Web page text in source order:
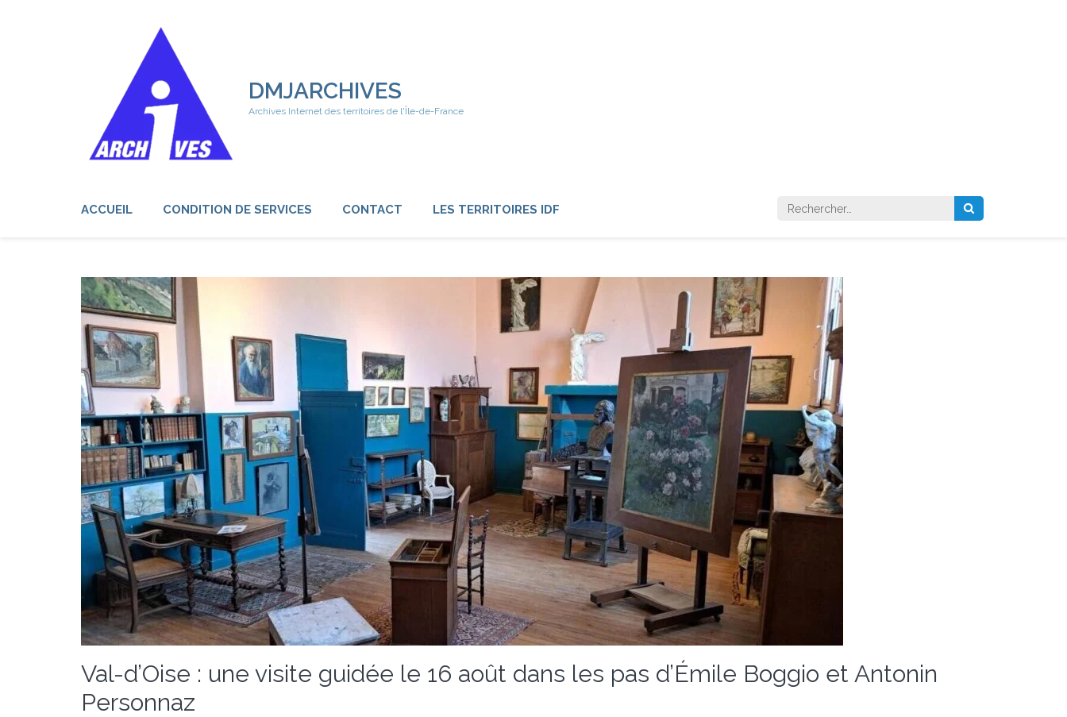
DMJARCHIVES
Archives Internet des territoires de l'Île-de-France
ACCUEIL CONDITION DE SERVICES CONTACT LES TERRITOIRES IDF Rechercher :
Val-d’Oise : une visite guidée le 16 août dans les pas d’Émile Boggio et Antonin
Personnaz